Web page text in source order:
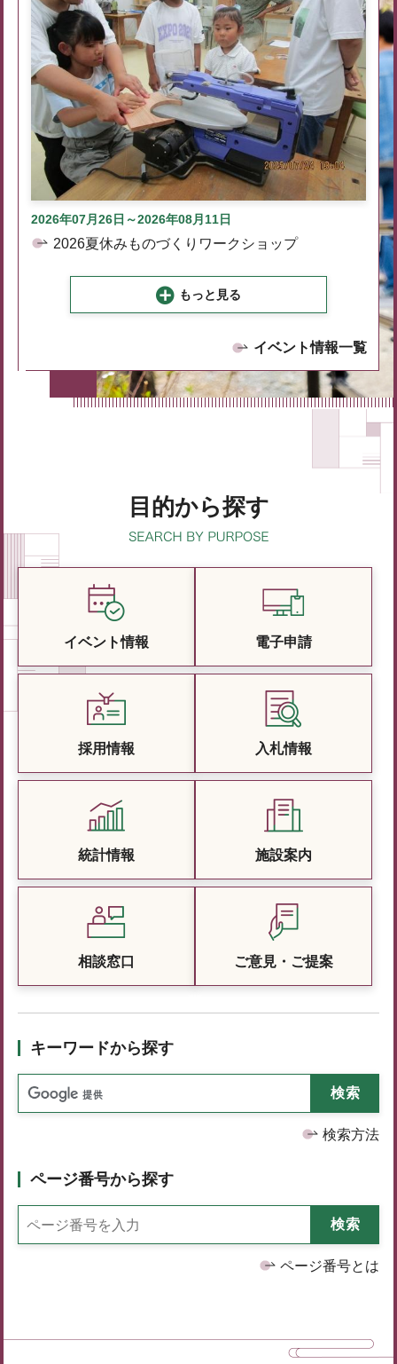
2026年07月26日～2026年08月11日
2026夏休みものづくりワークショップ
もっと見る
イベント情報一覧
目的から探す
イベント情報 電子申請
採用情報 入札情報
統計情報 施設案内
相談窓口 ご意見・ご提案
キーワードから探す
検索方法
ページ番号から探す
ページ番号とは